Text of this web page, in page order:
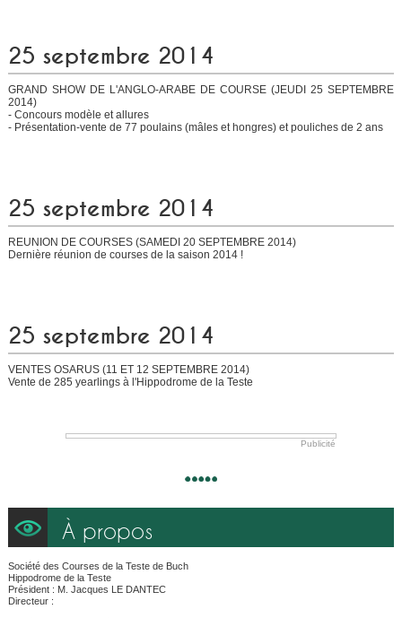
25 septembre 2014
GRAND SHOW DE L'ANGLO-ARABE DE COURSE (JEUDI 25 SEPTEMBRE
2014)
- Concours modèle et allures
- Présentation-vente de 77 poulains (mâles et hongres) et pouliches de 2 ans
25 septembre 2014
REUNION DE COURSES (SAMEDI 20 SEPTEMBRE 2014)
Dernière réunion de courses de la saison 2014 !
25 septembre 2014
VENTES OSARUS (11 ET 12 SEPTEMBRE 2014)
Vente de 285 yearlings à l'Hippodrome de la Teste
Publicité
À propos
Société des Courses de la Teste de Buch
Hippodrome de la Teste
Président : M. Jacques LE DANTEC
Directeur :